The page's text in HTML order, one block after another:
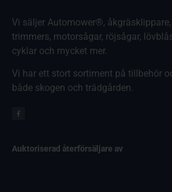
Vi säljer Automower®,
trimmers, motorsågar, röjsågar,
cyklar och mycket mer.
Vi har ett stort sortiment på tillbehör
både skogen och trädgården.
Auktoriserad återförsäljare av